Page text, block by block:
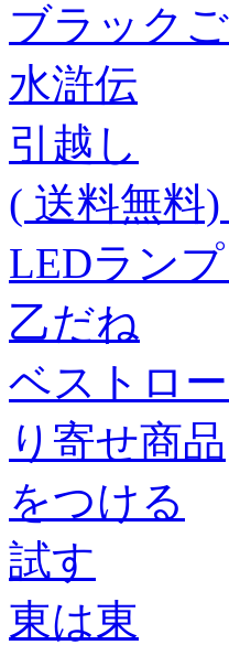
ブラック
水滸伝
引越し
( 送料無料
LEDラン
乙だね
ベストロ
り寄せ商品
をつける
試す
東は東